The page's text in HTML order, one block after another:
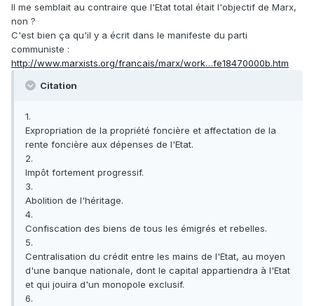
Il me semblait au contraire que l'Etat total était l'objectif de Marx,
non ?
C'est bien ça qu'il y a écrit dans le manifeste du parti
communiste :
http://www.marxists.org/francais/marx/work…fe18470000b.htm
Citation
1.
Expropriation de la propriété foncière et affectation de la
rente foncière aux dépenses de l'Etat.
2.
Impôt fortement progressif.
3.
Abolition de l'héritage.
4.
Confiscation des biens de tous les émigrés et rebelles.
5.
Centralisation du crédit entre les mains de l'Etat, au moyen
d'une banque nationale, dont le capital appartiendra à l'Etat
et qui jouira d'un monopole exclusif.
6.